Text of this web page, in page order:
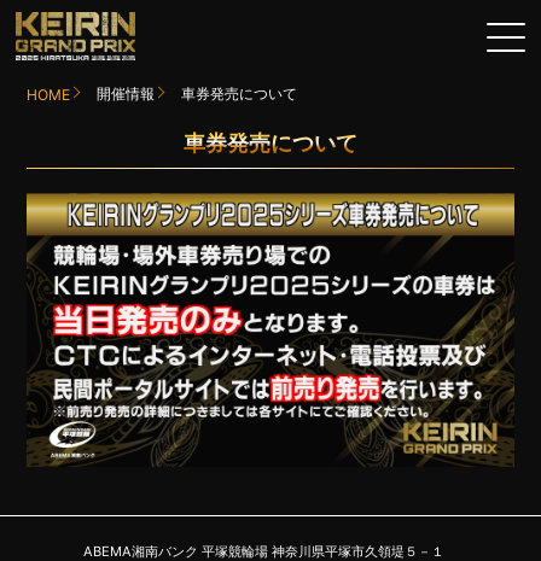
HOME 開催情報 車券発売について
車券発売について
ABEMA湘南バンク 平塚競輪場 神奈川県平塚市久領堤５－１